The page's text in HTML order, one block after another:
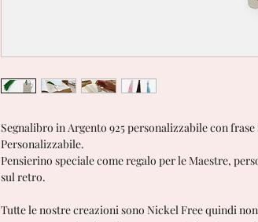
Segnalibro in Argento 925 personalizzabile con
Personalizzabile.
Pensierino speciale come regalo per le Maestre,
sul retro.
Tutte le nostre creazioni sono Nickel Free quindi